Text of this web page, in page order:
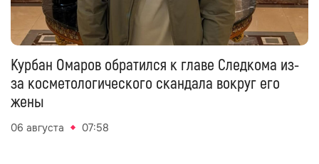
Курбан Омаров обратился к главе Следкома из-
за косметологического скандала вокруг его
жены
06 августа 07:58